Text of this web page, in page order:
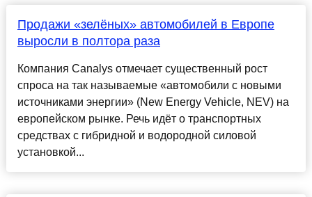
Продажи «зелёных» автомобилей в Европе
выросли в полтора раза
Компания Canalys отмечает существенный рост
спроса на так называемые «автомобили с новыми
источниками энергии» (New Energy Vehicle, NEV) на
европейском рынке. Речь идёт о транспортных
средствах с гибридной и водородной силовой
установкой...